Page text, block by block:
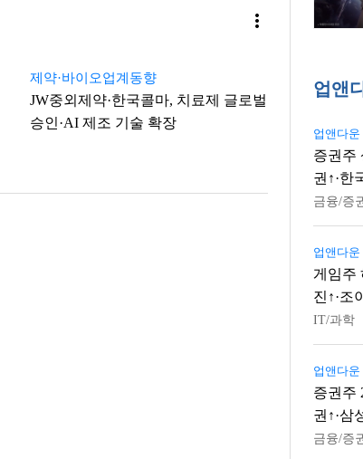
more_vert
제약·바이오업계동향
JW중외제약·한국콜마, 치료제 글로벌
승인·AI 제조 기술 확장
업앤
업앤다운
증권주
권↑·한
금융/증
업앤다운
게임주
진↑·조
IT/과학
업앤다운
증권주
권↑·삼
금융/증